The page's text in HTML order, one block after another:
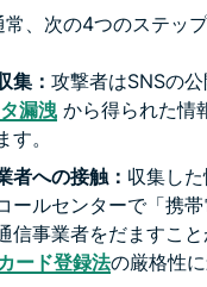
、次の4つのステッ
集： 攻撃者はSNSの
漏洩 から得られた情
す。
者への接触： 収集し
ールセンターで「携
信事業者をだますこ
ード登録法の厳格性に